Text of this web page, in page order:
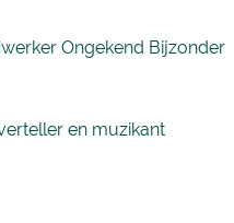
Ongekend Bijzonder
en muzikant